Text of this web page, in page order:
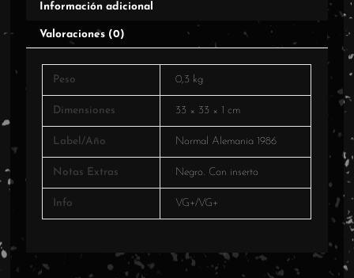
Información adicional
Valoraciones (0)
Peso 0,3 kg
Dimensiones 33 × 33 × 1 cm
Label/Año Normal Alemania 1986
Notas Extras Negro. Con inserto
Info VG+/VG+